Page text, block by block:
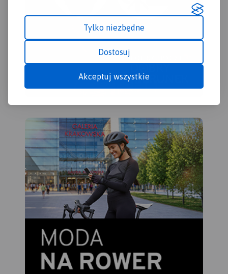
Tylko niezbędne
Dostosuj
Akceptuj wszystkie